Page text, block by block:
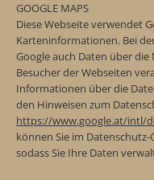
GOOGLE MAPS
Diese Webseite verwendet
Karteninformationen. Bei
Google auch Daten über
Besucher der Webseiten
Informationen über die
den Hinweisen zum
https://www.google.at/intl/
können Sie im
sodass Sie Ihre Daten